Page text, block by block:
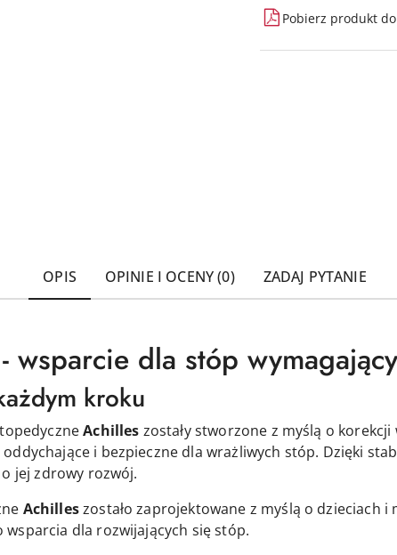
Pobierz produkt do
OPIS OPINIE I OCENY (0) ZADAJ PYTANIE
wsparcie dla stóp
kroku
Achilles zostały stworzone z myślą o
oddychające i bezpieczne dla wrażliwych stóp. Dzięki
jej zdrowy rozwój.
Achilleszostało zaprojektowane z myślą o dzieciach i
dla rozwijających się stóp.